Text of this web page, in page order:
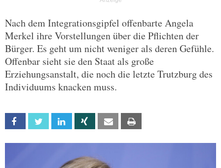
Nach dem Integrationsgipfel offenbarte Angela
Merkel ihre Vorstellungen über die Pflichten der
Bürger. Es geht um nicht weniger als deren Gefühle.
Offenbar sieht sie den Staat als große
Erziehungsanstalt, die noch die letzte Trutzburg des
Individuums knacken muss.
Facebook Twitter Linkedin Xing Email